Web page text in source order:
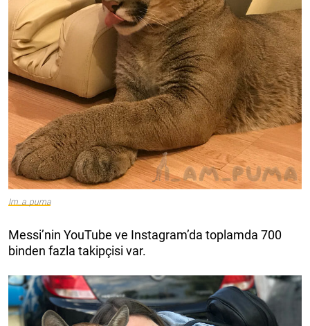
Im_a_puma
Messi’nin YouTube ve Instagram’da toplamda 700
binden fazla takipçisi var.